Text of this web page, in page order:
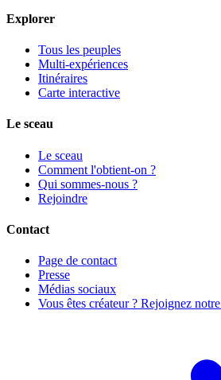
Explorer
Tous les peuples
Multi-expériences
Itinéraires
Carte interactive
Le sceau
Le sceau
Comment l'obtient-on ?
Qui sommes-nous ?
Rejoindre
Contact
Page de contact
Presse
Médias sociaux
Vous êtes créateur ? Rejoignez notre